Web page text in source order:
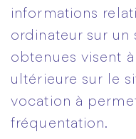
informations
ordinateur sur un
obtenues visent
ultérieure sur le
vocation à
fréquentation.